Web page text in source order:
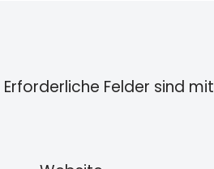
Erforderliche Felder sind mit